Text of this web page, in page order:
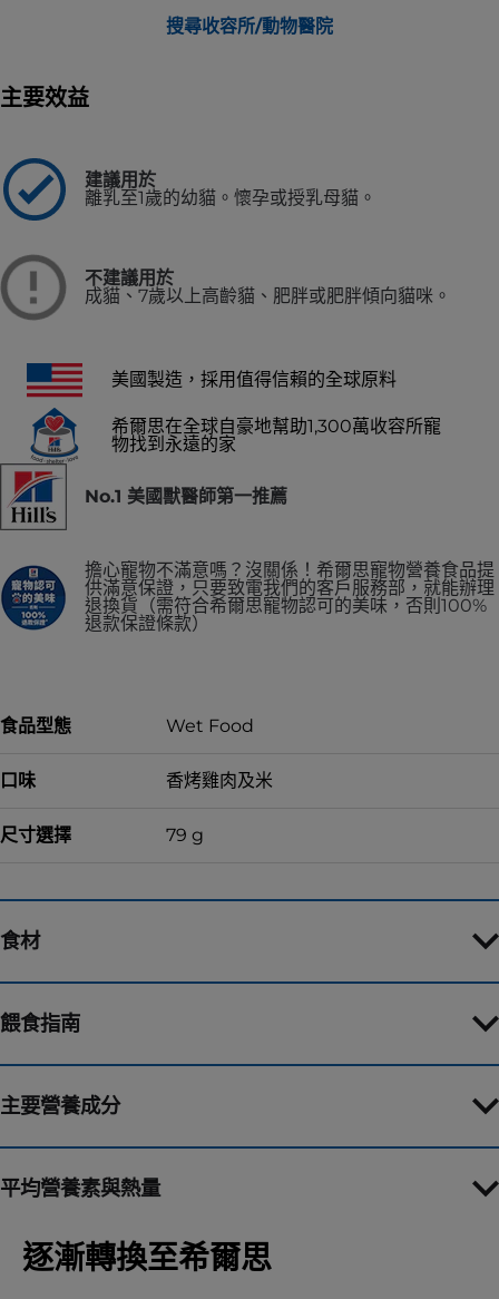
搜尋收容所/動物醫院
主要效益
建議用於
離乳至1歲的幼貓。懷孕或授乳母貓。
不建議用於
成貓、7歲以上高齡貓、肥胖或肥胖傾向貓咪。
美國製造，採用值得信賴的全球原料
希爾思在全球自豪地幫助1,300萬收容所寵
物找到永遠的家
No.1 美國獸醫師第一推薦
擔心寵物不滿意嗎？沒關係！希爾思寵物營養食品提
供滿意保證，只要致電我們的客戶服務部，就能辦理
退換貨（需符合希爾思寵物認可的美味，否則100%
退款保證條款）
食品型態 Wet Food
口味 香烤雞肉及米
尺寸選擇 79 g
食材
餵食指南
主要營養成分
平均營養素與熱量
逐漸轉換至希爾思